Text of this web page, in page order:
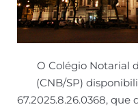
O Colégio Notarial
(CNB/SP)
67.2025.8.26.0368, que